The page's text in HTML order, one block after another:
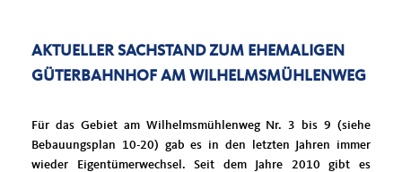
AKTUELLER SACHSTAND ZUM EHEMALIGEN
GÜTERBAHNHOF AM WILHELMSMÜHLENWEG
Für das Gebiet am Wilhelmsmühlenweg Nr. 3 bis 9 (siehe
Bebauungsplan 10-20) gab es in den letzten Jahren immer
wieder Eigentümerwechsel. Seit dem Jahre 2010 gibt es